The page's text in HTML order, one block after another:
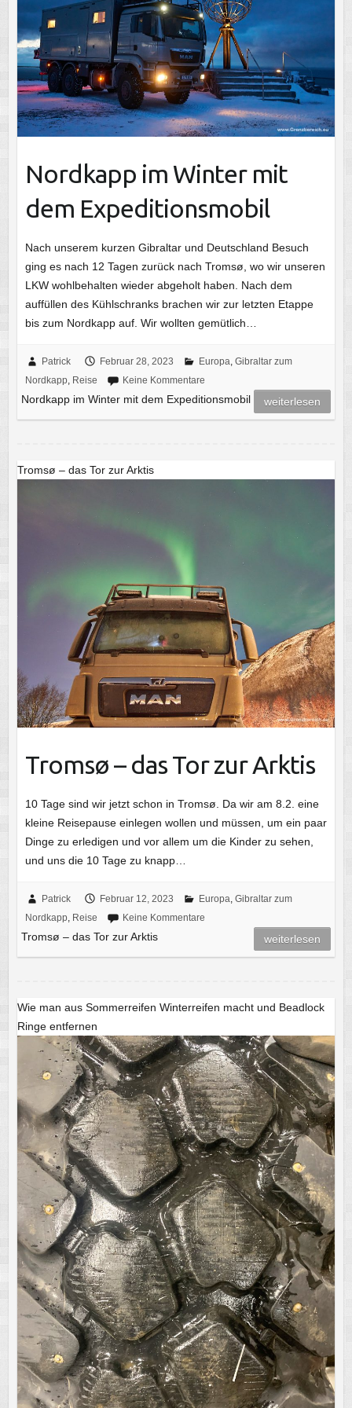
Nordkapp im Winter mit
dem Expeditionsmobil
Nach unserem kurzen Gibraltar und Deutschland Besuch
ging es nach 12 Tagen zurück nach Tromsø, wo wir unseren
LKW wohlbehalten wieder abgeholt haben. Nach dem
auffüllen des Kühlschranks brachen wir zur letzten Etappe
bis zum Nordkapp auf. Wir wollten gemütlich…
Patrick Februar 28, 2023 Europa, Gibraltar zum
Nordkapp, Reise Keine Kommentare
Nordkapp im Winter mit dem Expeditionsmobil weiterlesen
Tromsø – das Tor zur Arktis
Tromsø – das Tor zur Arktis
10 Tage sind wir jetzt schon in Tromsø. Da wir am 8.2. eine
kleine Reisepause einlegen wollen und müssen, um ein paar
Dinge zu erledigen und vor allem um die Kinder zu sehen,
und uns die 10 Tage zu knapp…
Patrick Februar 12, 2023 Europa Gibraltar zum
Nordkapp, Reise Keine Kommentare
Tromsø – das Tor zur Arktis weiterlesen
Wie man aus Sommerreifen Winterreifen macht und Beadlock
Ringe entfernen